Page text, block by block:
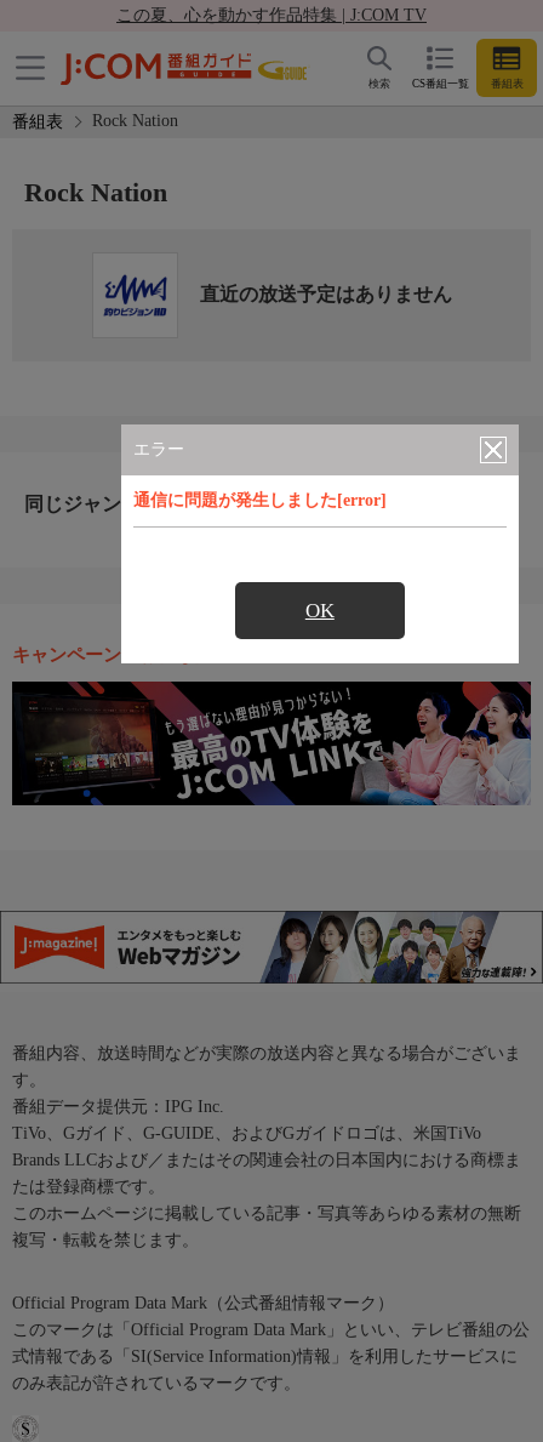
この夏、心を動かす作品特集 | J:COM TV
CS番組一覧 番組表
検索
番組表 Rock Nation
エラー
通信に問題が発生しました[error]
OK
Rock Nation
直近の放送予定はありません
同じジャンルのおすすめ番組
キャンペーン・お得な情報
番組内容、放送時間などが実際の放送内容と異なる場合がございま
す。
番組データ提供元：IPG Inc.
TiVo、Gガイド、G-GUIDE、およびGガイドロゴは、米国TiVo
Brands LLCおよび／またはその関連会社の日本国内における商標ま
たは登録商標です。
このホームページに掲載している記事・写真等あらゆる素材の無断
複写・転載を禁じます。
Official Program Data Mark（公式番組情報マーク）
このマークは「Official Program Data Mark」といい、テレビ番組の公
式情報である「SI(Service Information)情報」を利用したサービスに
のみ表記が許されているマークです。